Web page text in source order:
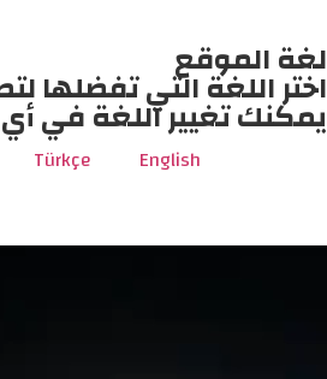
لغة الموقع
اختر اللغة التي تفضلها
يمكنك تغيير اللغة في
English
Türkçe